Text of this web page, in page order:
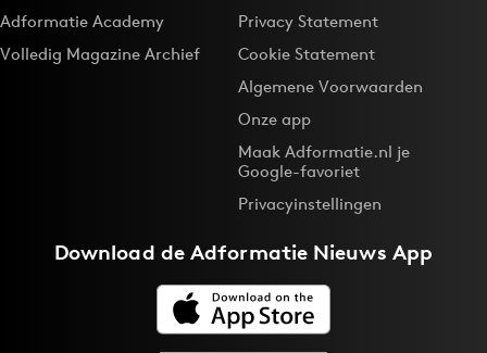
Adformatie Academy
Volledig Magazine Archief
Privacy Statement
Cookie Statement
Algemene Voorwaarden
Onze app
Maak Adformatie.nl je
Google-favoriet
Privacyinstellingen
Download deAdformatie Nieuws App